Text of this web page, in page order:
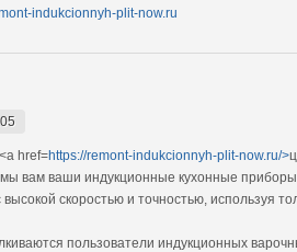
indukcionnyh-plit-now.ru
href=https://remont-indukcionnyh-plit-now.ru/>
ваши индукционные кухонные приборы,
скоростью и точностью, используя
пользователи индукционных